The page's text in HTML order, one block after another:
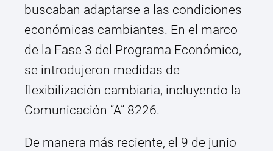
buscaban adaptarse a las condiciones
económicas cambiantes. En el marco
de la Fase 3 del Programa Económico,
se introdujeron medidas de
flexibilización cambiaria, incluyendo la
Comunicación “A” 8226.
De manera más reciente, el 9 de junio